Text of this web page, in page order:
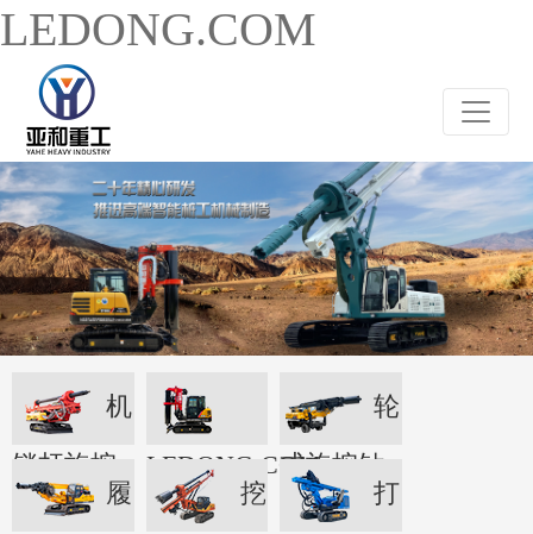
LEDONG.COM
机
锁杆旋挖
机
LEDONG.COM
轮
式旋挖钻
机
履
挖
打